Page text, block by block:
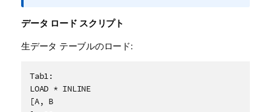
データ ロード スクリプト
生データ テーブルのロード:
Tab1:
LOAD * INLINE
[A, B